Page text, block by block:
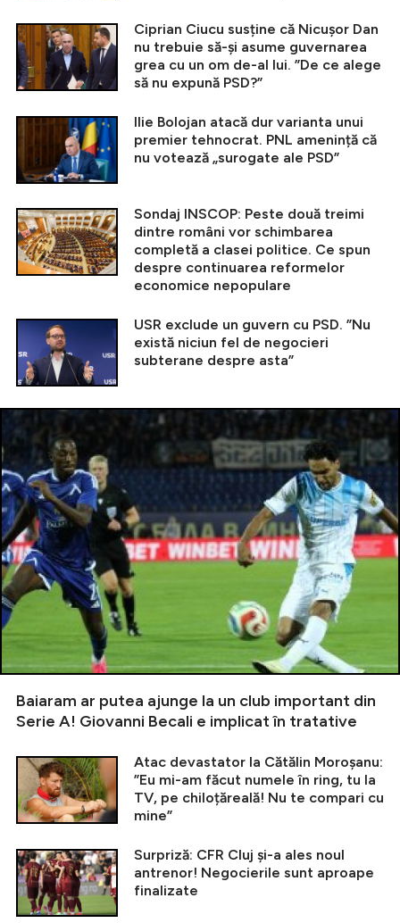
Ciprian Ciucu susține că Nicușor Dan
nu trebuie să-și asume guvernarea
grea cu un om de-al lui. ”De ce alege
să nu expună PSD?”
Ilie Bolojan atacă dur varianta unui
premier tehnocrat. PNL amenință că
nu votează „surogate ale PSD”
Sondaj INSCOP: Peste două treimi
dintre români vor schimbarea
completă a clasei politice. Ce spun
despre continuarea reformelor
economice nepopulare
USR exclude un guvern cu PSD. ”Nu
există niciun fel de negocieri
subterane despre asta”
Baiaram ar putea ajunge la un club important din
Serie A! Giovanni Becali e implicat în tratative
Atac devastator la Cătălin Moroșanu:
”Eu mi-am făcut numele în ring, tu la
TV, pe chiloțăreală! Nu te compari cu
mine”
Surpriză: CFR Cluj și-a ales noul
antrenor! Negocierile sunt aproape
finalizate